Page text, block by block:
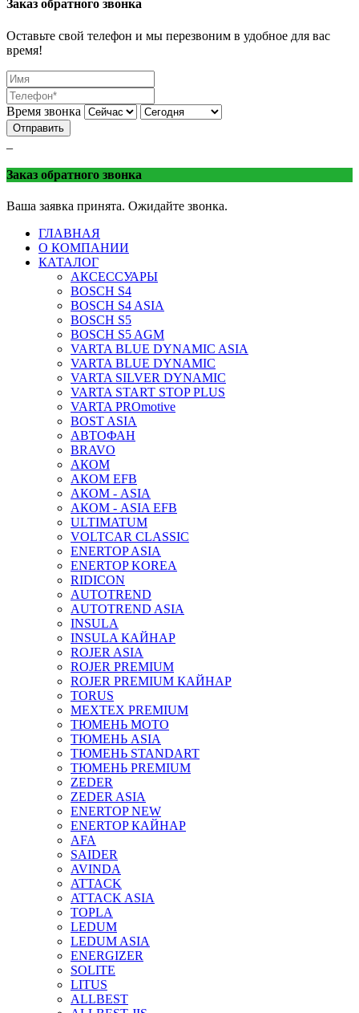
Заказ обратного звонка
Оставьте свой телефон и мы перезвоним в удобное для вас
время!
Время звонка
Отправить
Заказ обратного звонка
Ваша заявка принята. Ожидайте звонка.
ГЛАВНАЯ
О КОМПАНИИ
КАТАЛОГ
АКСЕССУАРЫ
BOSCH S4
BOSCH S4 ASIA
BOSCH S5
BOSCH S5 AGM
VARTA BLUE DYNAMIC ASIA
VARTA BLUE DYNAMIC
VARTA SILVER DYNAMIC
VARTA START STOP PLUS
VARTA PROmotive
BOST ASIA
АВТОФАН
BRAVO
АКОМ
АКОМ EFB
АКОМ - ASIA
АКОМ - ASIA EFB
ULTIMATUM
VOLTCAR CLASSIC
ENERTOP ASIA
ENERTOP KOREA
RIDICON
AUTOTREND
AUTOTREND ASIA
INSULA
INSULA КАЙНАР
ROJER ASIA
ROJER PREMIUM
ROJER PREMIUM КАЙНАР
TORUS
MEXTEX PREMIUM
ТЮМЕНЬ МОТО
ТЮМЕНЬ ASIA
ТЮМЕНЬ STANDART
ТЮМЕНЬ PREMIUM
ZEDER
ZEDER ASIA
ENERTOP NEW
ENERTOP КАЙНАР
AFA
SAIDER
AVINDA
ATTACK
ATTACK ASIA
TOPLA
LEDUM
LEDUM ASIA
ENERGIZER
SOLITE
LITUS
ALLBEST